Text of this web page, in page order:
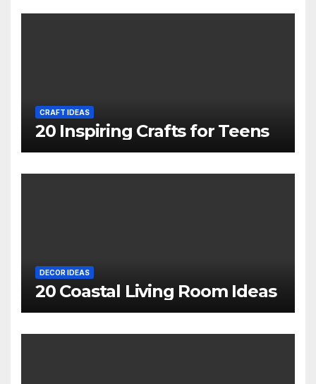
CRAFT IDEAS
20 Inspiring Crafts for Teens
DECOR IDEAS
20 Coastal Living Room Ideas